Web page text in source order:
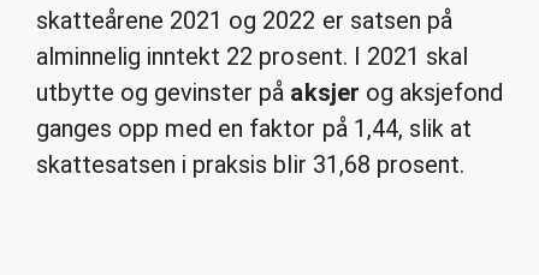
skatteårene 2021 og 2022 er satsen på
alminnelig inntekt 22 prosent. I 2021 skal
utbytte og gevinster på aksjer og aksjefond
ganges opp med en faktor på 1,44, slik at
skattesatsen i praksis blir 31,68 prosent.